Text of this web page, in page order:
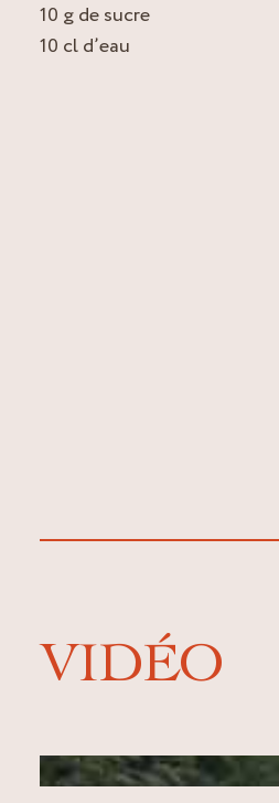
10 g de sucre
10 cl d’eau
VIDÉO
Image de couverture de la